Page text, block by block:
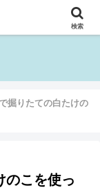
情報
掘りたての白たけの
のこを使っ
検索